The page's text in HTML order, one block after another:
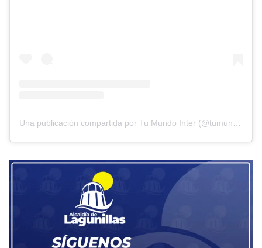
Una publicación compartida por Tu Mundo Inter (@tumundointer)